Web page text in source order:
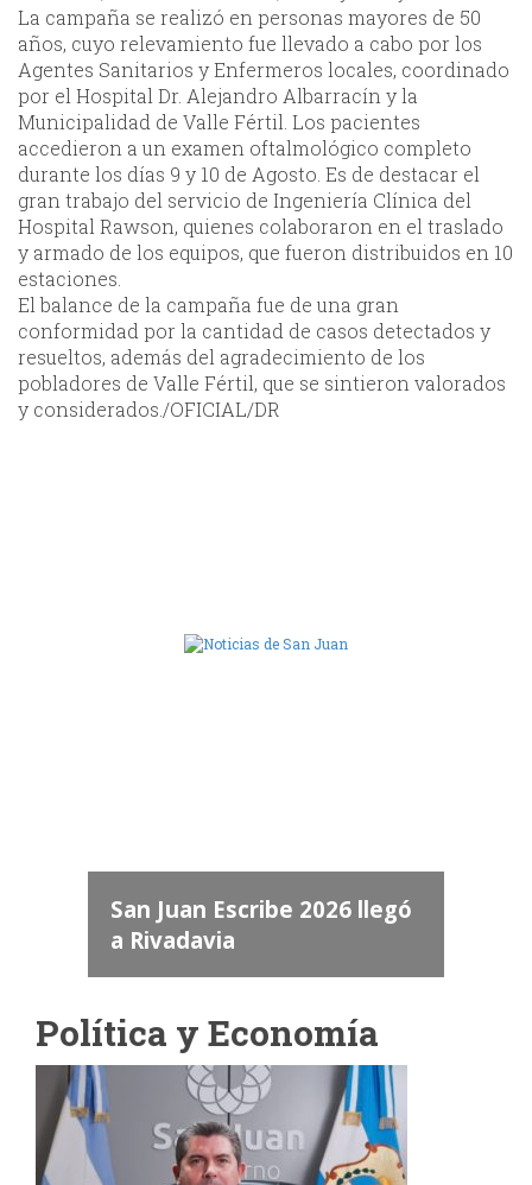
La campaña se realizó en personas mayores de 50
años, cuyo relevamiento fue llevado a cabo por los
Agentes Sanitarios y Enfermeros locales, coordinado
por el Hospital Dr. Alejandro Albarracín y la
Municipalidad de Valle Fértil. Los pacientes
accedieron a un examen oftalmológico completo
durante los días 9 y 10 de Agosto. Es de destacar el
gran trabajo del servicio de Ingeniería Clínica del
Hospital Rawson, quienes colaboraron en el traslado
y armado de los equipos, que fueron distribuidos en 10
estaciones.
El balance de la campaña fue de una gran
conformidad por la cantidad de casos detectados y
resueltos, además del agradecimiento de los
pobladores de Valle Fértil, que se sintieron valorados
y considerados./OFICIAL/DR
San Juan Escribe 2026 llegó
a Rivadavia
Política y Economía